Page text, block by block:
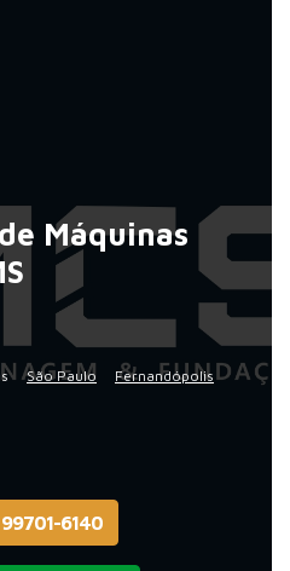
Máquinas
São Paulo Fernandópolis
6140